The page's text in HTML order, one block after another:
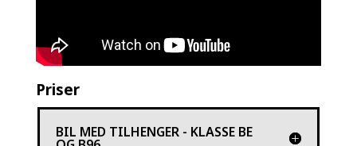
Priser
BIL MED TILHENGER - KLASSE BE